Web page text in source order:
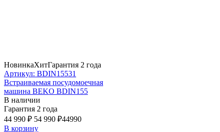
НовинкаХитГарантия 2 года
Артикул: BDIN15531
Встраиваемая посудомоечная
машина BEKO BDIN155
В наличии
Гарантия 2 года
44 990 ₽ 54 990 ₽44990
В корзину